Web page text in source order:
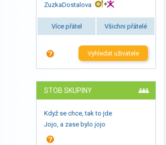
ZuzkaDostalova
Více přátel Všichni přátelé
Vyhledat uživatele
STOB SKUPINY
Když se chce, tak to jde
Jojo, a zase bylo jojo